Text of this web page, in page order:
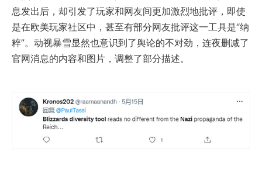
息发出后，却引发了玩家和网友间更加激烈地批评，即使
是在欧美玩家社区中，甚至有部分网友批评这一工具是“纳
粹”。动视暴雪显然也意识到了舆论的不对劲，连夜删减了
官网消息的内容和图片，调整了部分描述。